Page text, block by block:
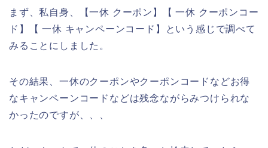
まず、私自身、【一休 クーポン】【 一休 クーポンコー
ド】【 一休 キャンペーンコード】という感じで調べて
みることにしました。
その結果、一休のクーポンやクーポンコードなどお得
なキャンペーンコードなどは残念ながらみつけられな
かったのですが、、、